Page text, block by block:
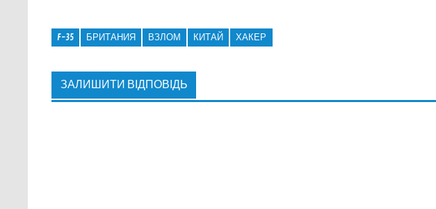
F-35 БРИТАНИЯ ВЗЛОМ КИТАЙ ХАКЕР
ЗАЛИШИТИ ВІДПОВІДЬ